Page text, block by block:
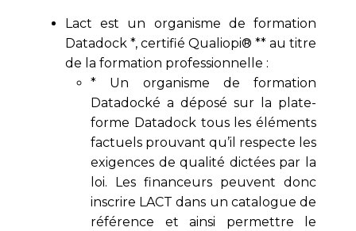
Lact est un organisme de formation
Datadock *, certifié Qualiopi® ** au titre
de la formation professionnelle :
* Un organisme de formation
Datadocké a déposé sur la plate-
forme Datadock tous les éléments
factuels prouvant qu’il respecte les
exigences de qualité dictées par la
loi. Les financeurs peuvent donc
inscrire LACT dans un catalogue de
référence et ainsi permettre le